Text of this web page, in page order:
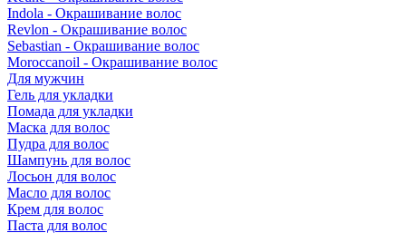
Indola - Окрашивание волос
Revlon - Окрашивание волос
Sebastian - Окрашивание волос
Moroccanoil - Окрашивание волос
Для мужчин
Гель для укладки
Помада для укладки
Маска для волос
Пудра для волос
Шампунь для волос
Лосьон для волос
Масло для волос
Крем для волос
Паста для волос